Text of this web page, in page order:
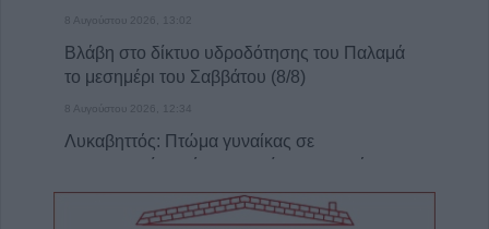
8 Αυγούστου 2026, 13:02
Βλάβη στο δίκτυο υδροδότησης του Παλαμά
το μεσημέρι του Σαββάτου (8/8)
8 Αυγούστου 2026, 12:34
Λυκαβηττός: Πτώμα γυναίκας σε
προχωρημένη σήψη εντοπίστηκε κοντά
στους Αγίους Ισιδώρους
8 Αυγούστου 2026, 12:26